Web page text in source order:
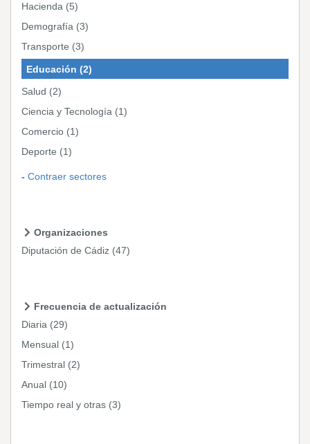
Hacienda (5)
Demografía (3)
Transporte (3)
Educación (2)
Salud (2)
Ciencia y Tecnología (1)
Comercio (1)
Deporte (1)
Contraer sectores
Organizaciones
Diputación de Cádiz (47)
Frecuencia de actualización
Diaria (29)
Mensual (1)
Trimestral (2)
Anual (10)
Tiempo real y otras (3)